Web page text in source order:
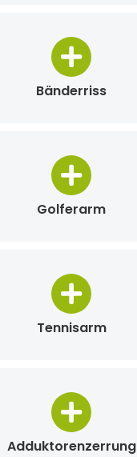
Bänderriss
Golferarm
Tennisarm
Adduktorenzerrung